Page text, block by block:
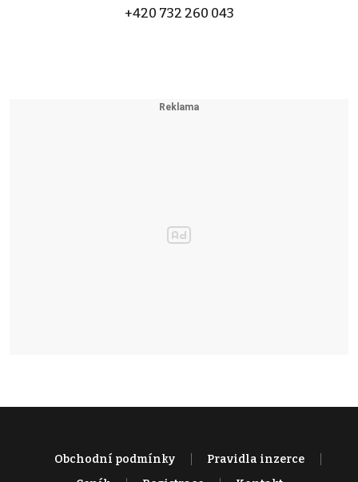
+420 732 260 043
Obchodní podmínky
Pravidla inzerce